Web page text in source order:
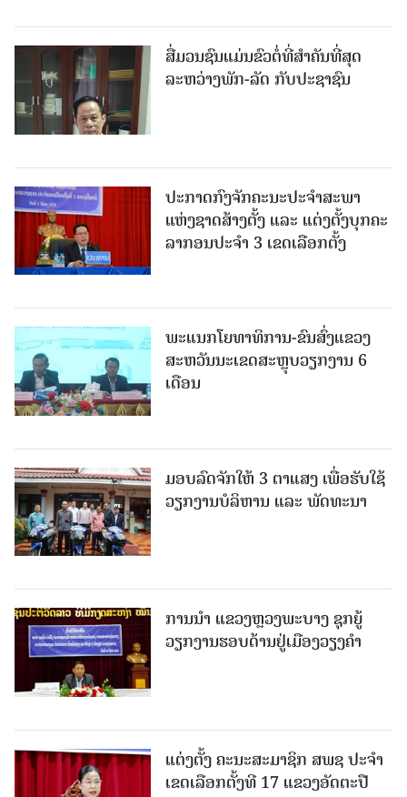
ສື່ມວນຊົນແມ່ນຂົວຕໍ່ທີ່ສໍາຄັນທີ່ສຸດ
ລະຫວ່າງພັກ-ລັດ ກັບປະຊາຊົນ
ປະກາດກົງຈັກຄະນະປະຈໍາສະພາ
ແຫ່ງຊາດສ້າງຕັ້ງ ແລະ ແຕ່ງຕັ້ງບຸກຄະ
ລາກອນປະຈໍາ 3 ເຂດເລືອກຕັ້ງ
ພະແນກໂຍທາທິການ-ຂົນສົ່ງແຂວງ
ສະຫວັນນະເຂດສະຫຼຸບວຽກງານ 6
ເດືອນ
ມອບລົດຈັກໃຫ້ 3 ຕາແສງ ເພື່ອຮັບໃຊ້
ວຽກງານບໍລິຫານ ແລະ ພັດທະນາ
ການນຳ ແຂວງຫຼວງພະບາງ ຊຸກຍູ້
ວຽກງານຮອບດ້ານຢູ່ເມືອງວຽງຄໍາ
ແຕ່ງຕັ້ງ ຄະນະສະມາຊິກ ສພຊ ປະຈຳ
ເຂດເລືອກຕັ້ງທີ 17 ແຂວງອັດຕະປື